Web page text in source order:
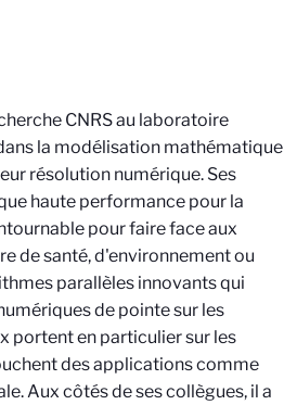
CNRS au laboratoire
la modélisation mathématique
résolution numérique. Ses
haute performance pour la
pour faire face aux
de santé, d'environnement ou
parallèles innovants qui
de pointe sur les
portent en particulier sur les
des applications comme
Aux côtés de ses collègues, il a